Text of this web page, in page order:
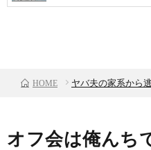
HOME ヤバ夫の家系から
オフ会は俺んち